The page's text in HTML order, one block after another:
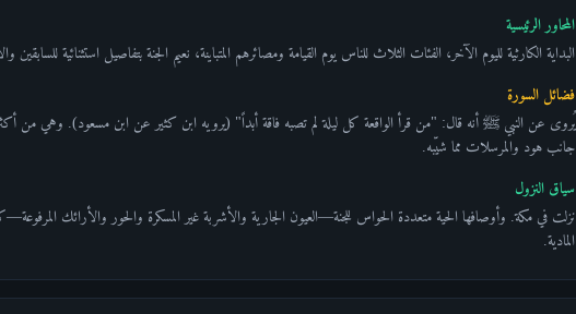
المحاور الرئيسية
البداية الكارثية لليوم الآخر، الفئات الثلاث للناس يوم القيامة ومصائرهم المتباينة، نعيم الجنة بتفاصيل استثنائية
فضائل السورة
يُروى عن النبي ﷺ أنه قال: "من قرأ الواقعة كل ليلة لم تصبه فاقة أبداً" (يرويه ابن كثير عن ابن مسعود). وهي من أكثر
جانب هود والمرسلات مما شيّبه.
سياق النزول
نزلت في مكة. وأوصافها الحية متعددة الحواس للجنة—العيون الجارية والأشربة غير المسكرة والحور والأرائك المرفوعة—كانت
المادية.